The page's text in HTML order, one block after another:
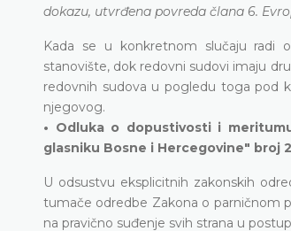
dokazu, utvrđena povreda člana 6.
Kada se u konkretnom slučaju radi
stanovište, dok redovni sudovi imaju
redovnih sudova u pogledu toga pod
njegovog.
• Odluka o dopustivosti i
glasniku Bosne i Hercegovine" broj
U odsustvu eksplicitnih zakonskih
tumače odredbe Zakona o parničnom
na pravično suđenje svih strana u